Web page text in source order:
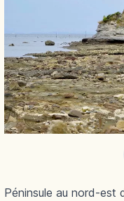
Péninsule au nord-est